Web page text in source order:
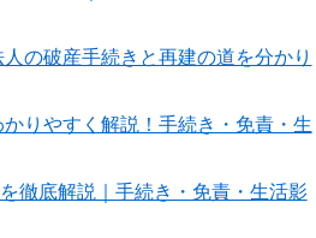
の破産手続きと再建の道を分かり
りやすく解説！手続き・免責・生
徹底解説｜手続き・免責・生活影